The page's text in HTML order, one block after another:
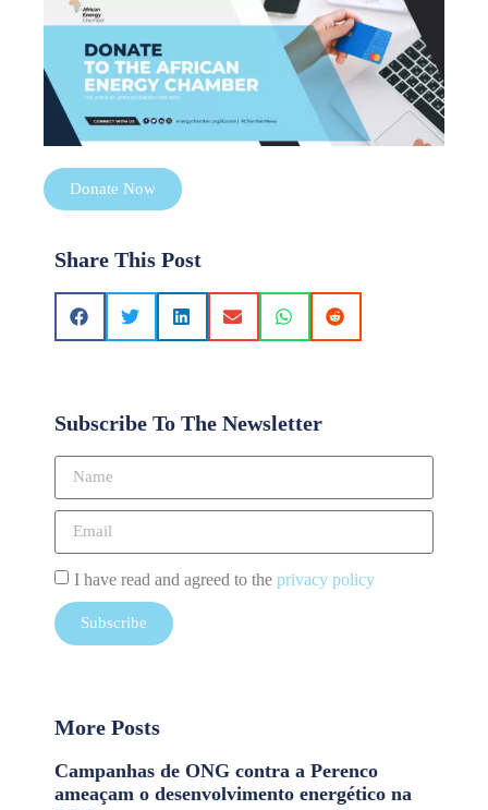
Donate Now
Share This Post
Subscribe To The Newsletter
I have read and agreed to the privacy policy
Subscribe
More Posts
Campanhas de ONG contra a Perenco
ameaçam o desenvolvimento energético na